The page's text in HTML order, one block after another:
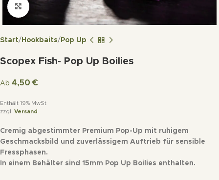
Click to enlarge
Start Hookbaits Pop Up
Scopex Fish- Pop Up Boilies
Ab 4,50 €
Enthält 19% MwSt
zzgl. Versand
Cremig abgestimmter Premium Pop-Up mit ruhigem
Geschmacksbild und zuverlässigem Auftrieb für sensible
Fressphasen.
In einem Behälter sind 15mm Pop Up Boilies enthalten.